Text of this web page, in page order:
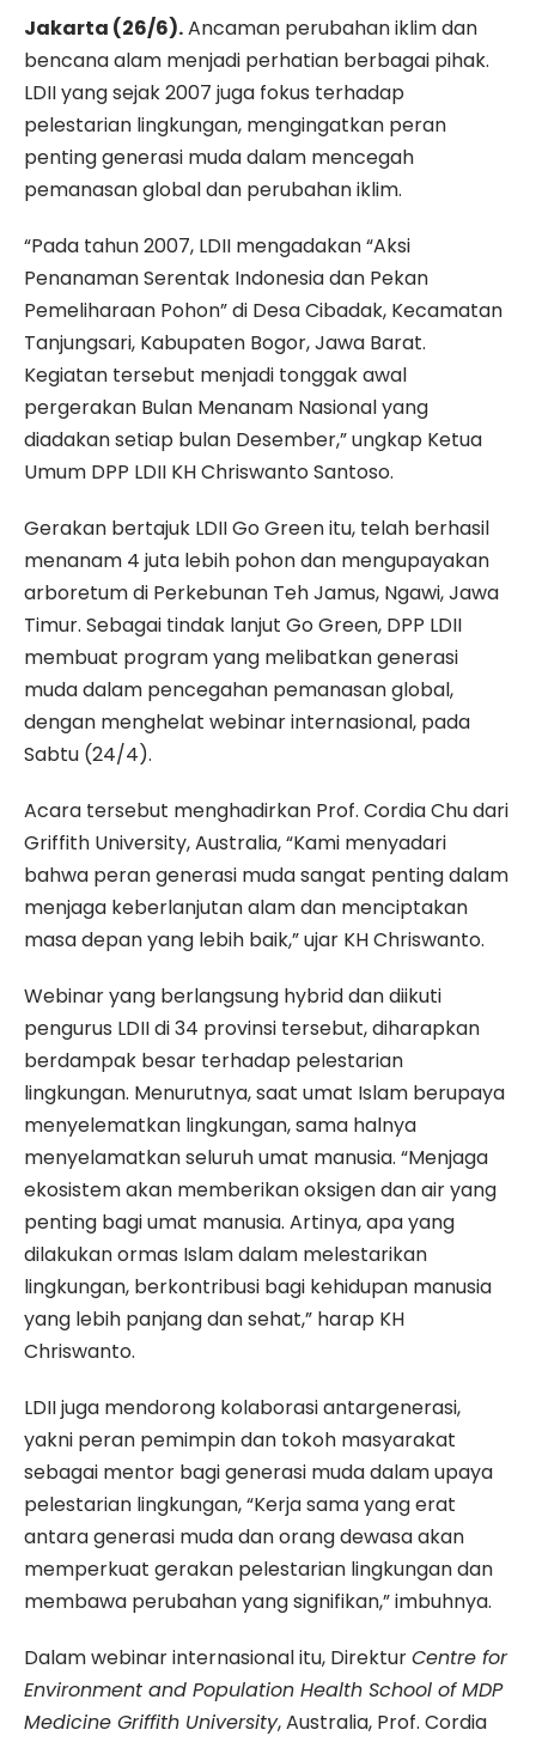
Jakarta (26/6).Ancaman perubahan iklim dan
bencana alam menjadi perhatian berbagai pihak.
LDII yang sejak 2007 juga fokus terhadap
pelestarian lingkungan, mengingatkan peran
penting generasi muda dalam mencegah
pemanasan global dan perubahan iklim.
“Pada tahun 2007, LDII mengadakan “Aksi
Penanaman Serentak Indonesia dan Pekan
Pemeliharaan Pohon” di Desa Cibadak, Kecamatan
Tanjungsari, Kabupaten Bogor, Jawa Barat.
Kegiatan tersebut menjadi tonggak awal
pergerakan Bulan Menanam Nasional yang
diadakan setiap bulan Desember,” ungkap Ketua
Umum DPP LDII KH Chriswanto Santoso.
Gerakan bertajuk LDII Go Green itu, telah berhasil
menanam 4 juta lebih pohon dan mengupayakan
arboretum di Perkebunan Teh Jamus, Ngawi, Jawa
Timur. Sebagai tindak lanjut Go Green, DPP LDII
membuat program yang melibatkan generasi
muda dalam pencegahan pemanasan global,
dengan menghelat webinar internasional, pada
Sabtu (24/4).
Acara tersebut menghadirkan Prof. Cordia Chu dari
Griffith University, Australia, “Kami menyadari
bahwa peran generasi muda sangat penting dalam
menjaga keberlanjutan alam dan menciptakan
masa depan yang lebih baik,” ujar KH Chriswanto.
Webinar yang berlangsung hybrid dan diikuti
pengurus LDII di 34 provinsi tersebut, diharapkan
berdampak besar terhadap pelestarian
lingkungan. Menurutnya, saat umat Islam berupaya
menyelematkan lingkungan, sama halnya
menyelamatkan seluruh umat manusia. “Menjaga
ekosistem akan memberikan oksigen dan air yang
penting bagi umat manusia. Artinya, apa yang
dilakukan ormas Islam dalam melestarikan
lingkungan, berkontribusi bagi kehidupan manusia
yang lebih panjang dan sehat,” harap KH
Chriswanto.
LDII juga mendorong kolaborasi antargenerasi,
yakni peran pemimpin dan tokoh masyarakat
sebagai mentor bagi generasi muda dalam upaya
pelestarian lingkungan, “Kerja sama yang erat
antara generasi muda dan orang dewasa akan
memperkuat gerakan pelestarian lingkungan dan
membawa perubahan yang signifikan,” imbuhnya.
Dalam webinar internasional itu, DirekturCentre for
Environment and Population Health School of MDP
Medicine Griffith University, Australia, Prof. Cordia